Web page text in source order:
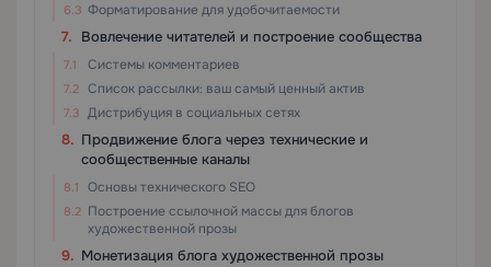
Форматирование для удобочитаемости
Вовлечение читателей и построение сообщества
Системы комментариев
Список рассылки: ваш самый ценный актив
Дистрибуция в социальных сетях
Продвижение блога через технические и
сообщественные каналы
Основы технического SEO
Построение ссылочной массы для блогов
художественной прозы
Монетизация блога художественной прозы